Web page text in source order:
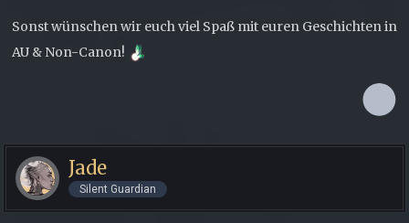
Sonst wünschen wir euch viel Spaß mit euren Geschichten in
AU & Non-Canon!
Jade
Silent Guardian